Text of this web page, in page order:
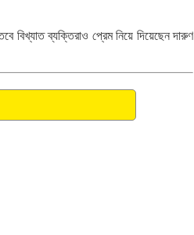
বিখ্যাত ব্যক্তিরাও প্রেম নিয়ে দিয়েছেন দারুণ